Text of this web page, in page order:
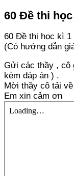
60 Đề thi
60 Đề thi học kì 1
(Có hướng dẫn
Gửi các thầy , cô
kèm đáp án ) .
Mời thầy cô tải
Em xin cảm ơn